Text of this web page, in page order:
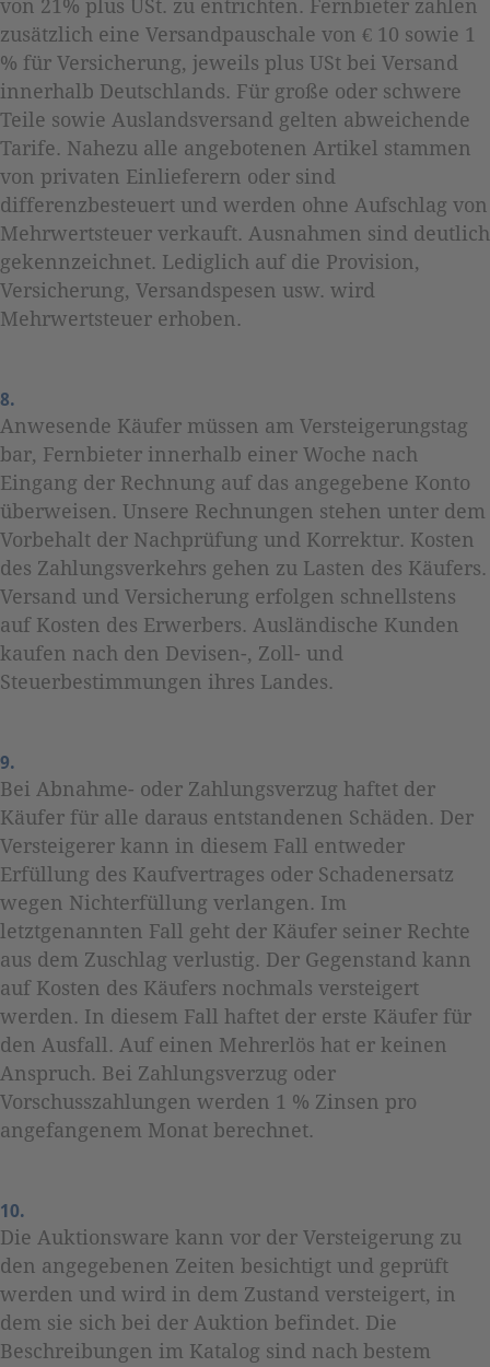
von 21% plus USt. zu entrichten. Fernbieter zahlen
zusätzlich eine Versandpauschale von € 10 sowie 1
% für Versicherung, jeweils plus USt bei Versand
innerhalb Deutschlands. Für große oder schwere
Teile sowie Auslandsversand gelten abweichende
Tarife. Nahezu alle angebotenen Artikel stammen
von privaten Einlieferern oder sind
differenzbesteuert und werden ohne Aufschlag von
Mehrwertsteuer verkauft. Ausnahmen sind deutlich
gekennzeichnet. Lediglich auf die Provision,
Versicherung, Versandspesen usw. wird
Mehrwertsteuer erhoben.
8.
Anwesende Käufer müssen am Versteigerungstag
bar, Fernbieter innerhalb einer Woche nach
Eingang der Rechnung auf das angegebene Konto
überweisen. Unsere Rechnungen stehen unter dem
Vorbehalt der Nachprüfung und Korrektur. Kosten
des Zahlungsverkehrs gehen zu Lasten des Käufers.
Versand und Versicherung erfolgen schnellstens
auf Kosten des Erwerbers. Ausländische Kunden
kaufen nach den Devisen-, Zoll- und
Steuerbestimmungen ihres Landes.
9.
Bei Abnahme- oder Zahlungsverzug haftet der
Käufer für alle daraus entstandenen Schäden. Der
Versteigerer kann in diesem Fall entweder
Erfüllung des Kaufvertrages oder Schadenersatz
wegen Nichterfüllung verlangen. Im
letztgenannten Fall geht der Käufer seiner Rechte
aus dem Zuschlag verlustig. Der Gegenstand kann
auf Kosten des Käufers nochmals versteigert
werden. In diesem Fall haftet der erste Käufer für
den Ausfall. Auf einen Mehrerlös hat er keinen
Anspruch. Bei Zahlungsverzug oder
Vorschusszahlungen werden 1 % Zinsen pro
angefangenem Monat berechnet.
10.
Die Auktionsware kann vor der Versteigerung zu
den angegebenen Zeiten besichtigt und geprüft
werden und wird in dem Zustand versteigert, in
dem sie sich bei der Auktion befindet. Die
Beschreibungen im Katalog sind nach bestem